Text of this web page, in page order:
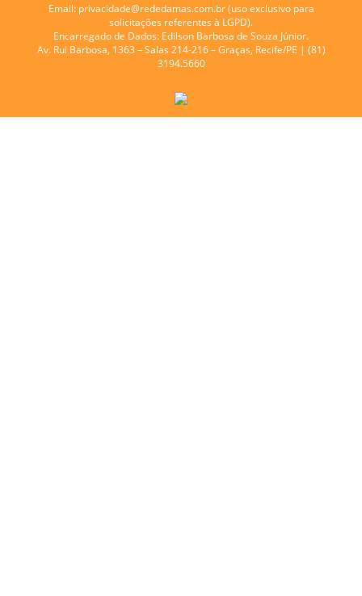
Email: privacidade@rededamas.com.br(uso exclusivo para
solicitações referentes à LGPD).
Encarregado de Dados: Edilson Barbosa de Souza Júnior.
Av. Rui Barbosa, 1363 – Salas 214-216 – Graças, Recife/PE | (81)
3194.5660